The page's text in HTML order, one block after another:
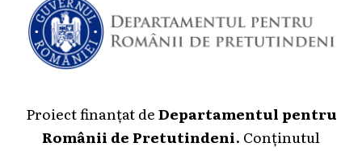
Proiect finanțat deDepartamentul pentru
Românii de Pretutindeni. Conținutul